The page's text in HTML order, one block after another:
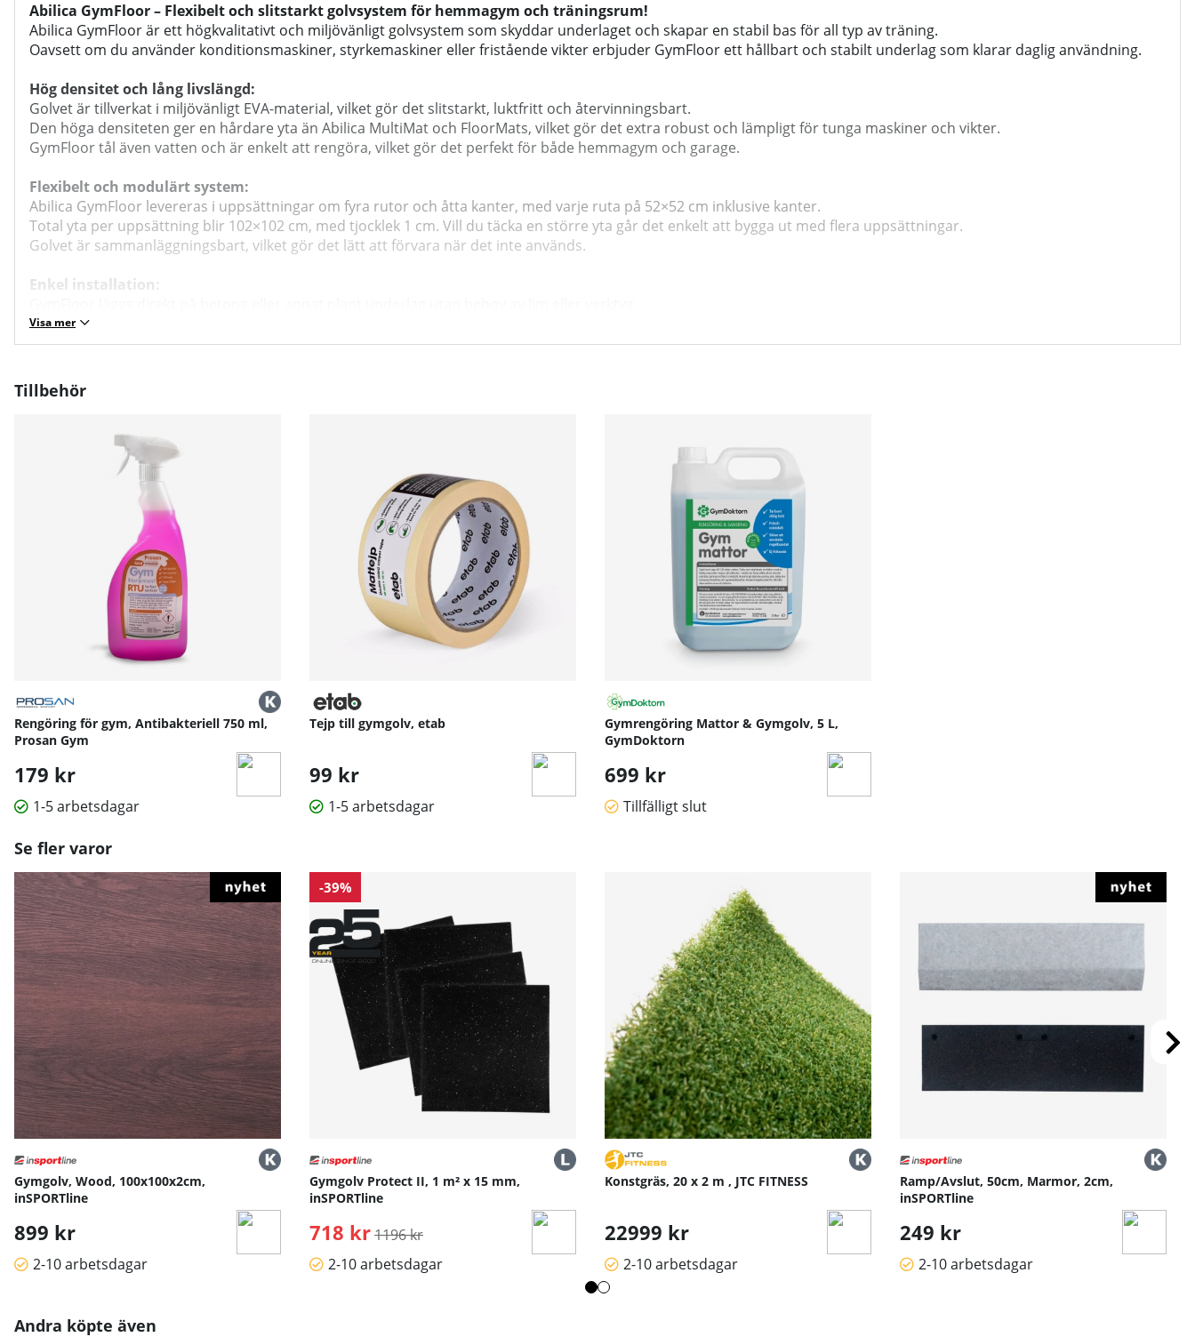
Abilica GymFloor – Flexibelt och slitstarkt golvsystem för hemmagym och träningsrum!
Abilica GymFloor är ett högkvalitativt och miljövänligt golvsystem som skyddar underlaget och skapar en stabil bas för all typ av träning.
Oavsett om du använder konditionsmaskiner, styrkemaskiner eller fristående vikter erbjuder GymFloor ett hållbart och stabilt underlag som klarar daglig användning.
Hög densitet och lång livslängd:
Golvet är tillverkat i miljövänligt EVA-material, vilket gör det slitstarkt, luktfritt och återvinningsbart.
Den höga densiteten ger en hårdare yta än Abilica MultiMat och FloorMats, vilket gör det extra robust och lämpligt för tunga maskiner och vikter.
GymFloor tål även vatten och är enkelt att rengöra, vilket gör det perfekt för både hemmagym och garage.
Flexibelt och modulärt system:
Abilica GymFloor levereras i uppsättningar om fyra rutor och åtta kanter, med varje ruta på 52×52 cm inklusive kanter.
Total yta per uppsättning blir 102×102 cm, med tjocklek 1 cm. Vill du täcka en större yta går det enkelt att bygga ut med flera uppsättningar.
Golvet är sammanläggningsbart, vilket gör det lätt att förvara när det inte används.
Enkel installation:
Den stabila ytan förhindrar glidning av träningsutrustning och skapar ett säkert och ergonomiskt träningsunderlag.
Färg: Svart
Material: EVA, miljövänligt och återvinningsbart
Storlek per ruta inkl. kanter: 52×52 cm
Total storlek per uppsättning (4 rutor inkl. kanter): 102×102 cm
Sammanläggningsbar: Ja
Visa mer
Tillbehör
Rengöring för gym, Antibakteriell 750 ml,
Prosan Gym
179 kr
1-5 arbetsdagar
Tejp till gymgolv, etab
99 kr
1-5 arbetsdagar
Gymrengöring Mattor & Gymgolv, 5 L,
GymDoktorn
699 kr
Tillfälligt slut
Se fler varor
Gymgolv, Wood, 100x100x2cm,
inSPORTline
899 kr
2-10 arbetsdagar
-39%
Gymgolv Protect II, 1 m² x 15 mm,
inSPORTline
718 kr Ordinarie pris:
1196 kr
2-10 arbetsdagar
Konstgräs, 20 x 2 m , JTC FITNESS
22999 kr
2-10 arbetsdagar
Ramp/Avslut, 50cm, Marmor, 2cm,
inSPORTline
249 kr
2-10 arbetsdagar
Andra köpte även